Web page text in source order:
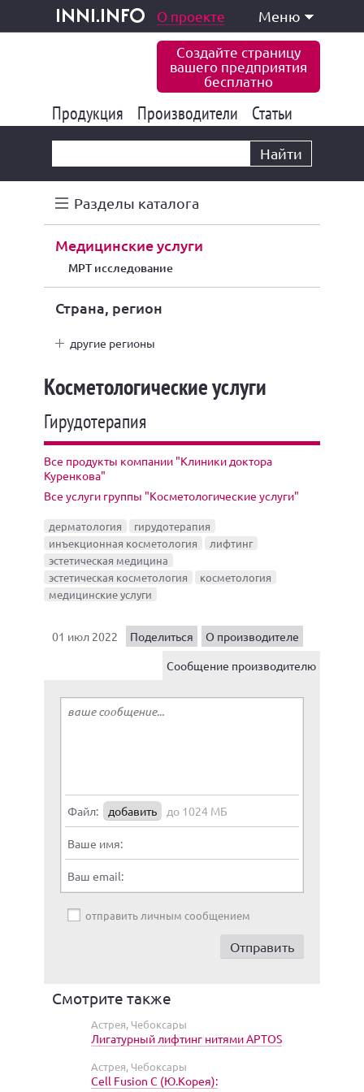
inni.info
и услуги О проекте Меню
Создайте страницу
вашего предприятия
бесплатно
Продукция 177 824
Производители 6 766
Статьи
Найти
Разделы каталога
медицинские услуги
МРТ исследование
Страна, регион
другие регионы
Косметологические услуги
Гирудотерапия
Все продукты компании "Клиники доктора
Куренкова"
Все услуги группы "Косметологические услуги"
дерматология
гирудотерапия
инъекционная косметология
лифтинг
эстетическая медицина
эстетическая косметология
косметология
медицинские услуги
01 июл 2022 Поделиться
О производителе
Сообщение производителю
Файл: добавить до 1024 МБ
Ваше имя:
Ваш email:
отправить личным сообщением
Смотрите также
Астрея, Чебоксары
Лигатурный лифтинг нитями APTOS
Астрея, Чебоксары
Cell Fusion C (Ю.Корея):